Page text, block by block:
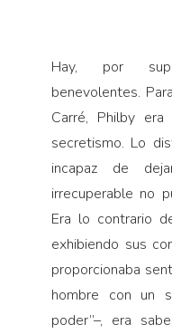
Hay, por
benevolentes.
Carré, Philby
secretismo. Lo
incapaz de
irrecuperable no
Era lo contrario
exhibiendo sus
proporcionaba
hombre con un
poder”–, era